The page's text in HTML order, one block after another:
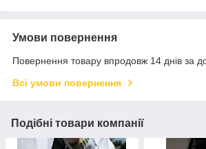
Умови повернення
Повернення товару впродовж 14 днів за
Всі умови повернення
Подібні товари компанії